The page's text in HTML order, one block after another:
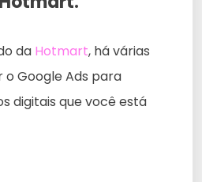
da Hotmart, há várias
Google Ads para
digitais que você está